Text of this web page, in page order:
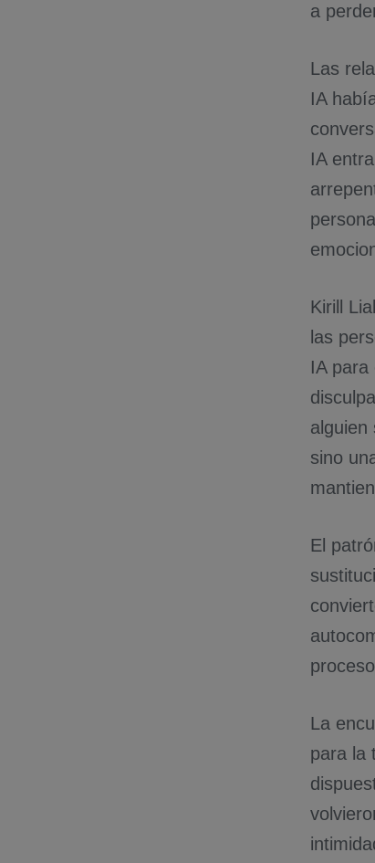
a
Las
IA
IA
Kirill
las
IA
alguien
sino
El
La
para la